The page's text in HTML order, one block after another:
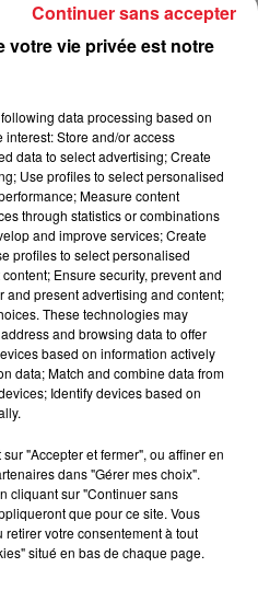
Mbappé, nouveau
s'entrechoquent avec
votre vie privée est notre
data processing based on
Store and/or access
data to select advertising; Create
Use profiles to select personalised
Measure content
through statistics or combinations
and improve services; Create
profiles to select personalised
Ensure security, prevent and
and present advertising and content;
These technologies may
and browsing data to offer
based on information actively
data; Match and combine data from
Identify devices based on
"Accepter et fermer", ou affiner en
dans "Gérer mes choix".
cliquant sur "Continuer sans
que pour ce site. Vous
votre consentement à tout
situé en bas de chaque page.
Continuer sans accepter